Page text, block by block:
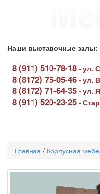
Наши выставочные залы:
8 (911) 510-78-18 - ул.
8 (8172) 75-05-46 - ул.
8 (8172) 71-64-35 - ул.
8 (911) 520-23-25 -
Главная / Корпусная